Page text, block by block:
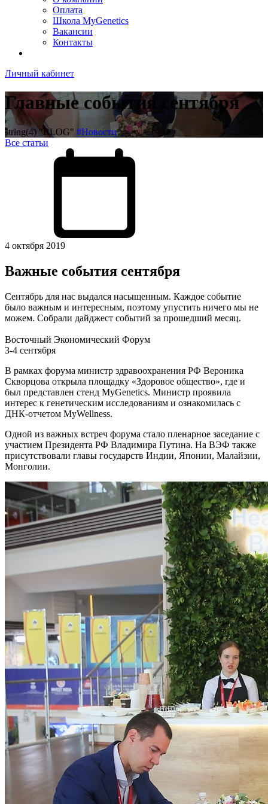
Оплата
Школа MyGenetics
Вакансии
Контакты
Личный кабинет
Главные события сентября
string(4) "BLOG" #Новости
Все статьи
4 октября 2019
Важные события сентября
Сентябрь для нас выдался насыщенным. Каждое событие
было важным и интересным, поэтому упустить ничего мы не
можем. Собрали дайджест событий за прошедший месяц.
Восточный Экономический Форум
3-4 сентября
В рамках форума министр здравоохранения РФ Вероника
Скворцова открыла площадку «Здоровое общество», где и
был представлен стенд MyGenetics. Министр проявила
интерес к генетическим исследованиям и ознакомилась с
ДНК-отчетом MyWellness.
Одной из важных встреч форума стало пленарное заседание с
участием Президента РФ Владимира Путина. На ВЭФ также
присутствовали главы государств Индии, Японии, Малайзии,
Монголии.